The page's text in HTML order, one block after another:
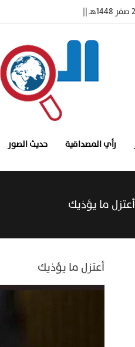
رأي المصداقية حديث الصور
أعتزل ما يؤذيك
أعتزل ما يؤذيك